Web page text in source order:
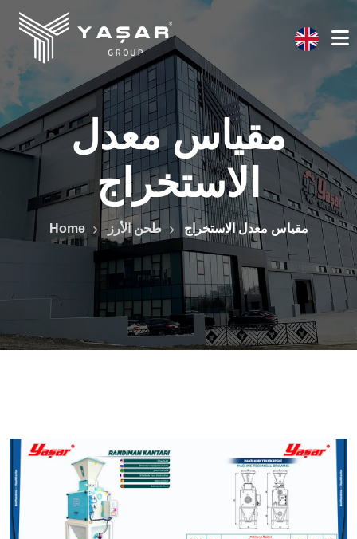
مقياس معدل
الاستخراج
Home طحن الأرز مقياس معدل الاستخراج